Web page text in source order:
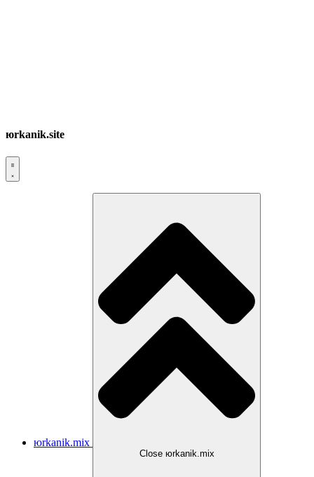
юrkanik.site
юrkanik.mix
Close юrkanik.mix